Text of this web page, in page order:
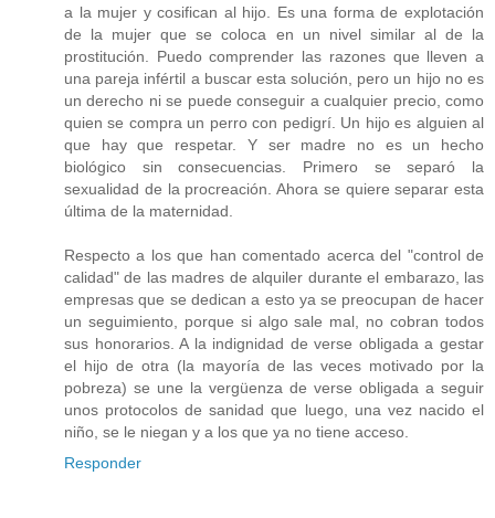
a la mujer y cosifican al hijo. Es una forma de explotación
de la mujer que se coloca en un nivel similar al de la
prostitución. Puedo comprender las razones que lleven a
una pareja infértil a buscar esta solución, pero un hijo no es
un derecho ni se puede conseguir a cualquier precio, como
quien se compra un perro con pedigrí. Un hijo es alguien al
que hay que respetar. Y ser madre no es un hecho
biológico sin consecuencias. Primero se separó la
sexualidad de la procreación. Ahora se quiere separar esta
última de la maternidad.
Respecto a los que han comentado acerca del "control de
calidad" de las madres de alquiler durante el embarazo, las
empresas que se dedican a esto ya se preocupan de hacer
un seguimiento, porque si algo sale mal, no cobran todos
sus honorarios. A la indignidad de verse obligada a gestar
el hijo de otra (la mayoría de las veces motivado por la
pobreza) se une la vergüenza de verse obligada a seguir
unos protocolos de sanidad que luego, una vez nacido el
niño, se le niegan y a los que ya no tiene acceso.
Responder